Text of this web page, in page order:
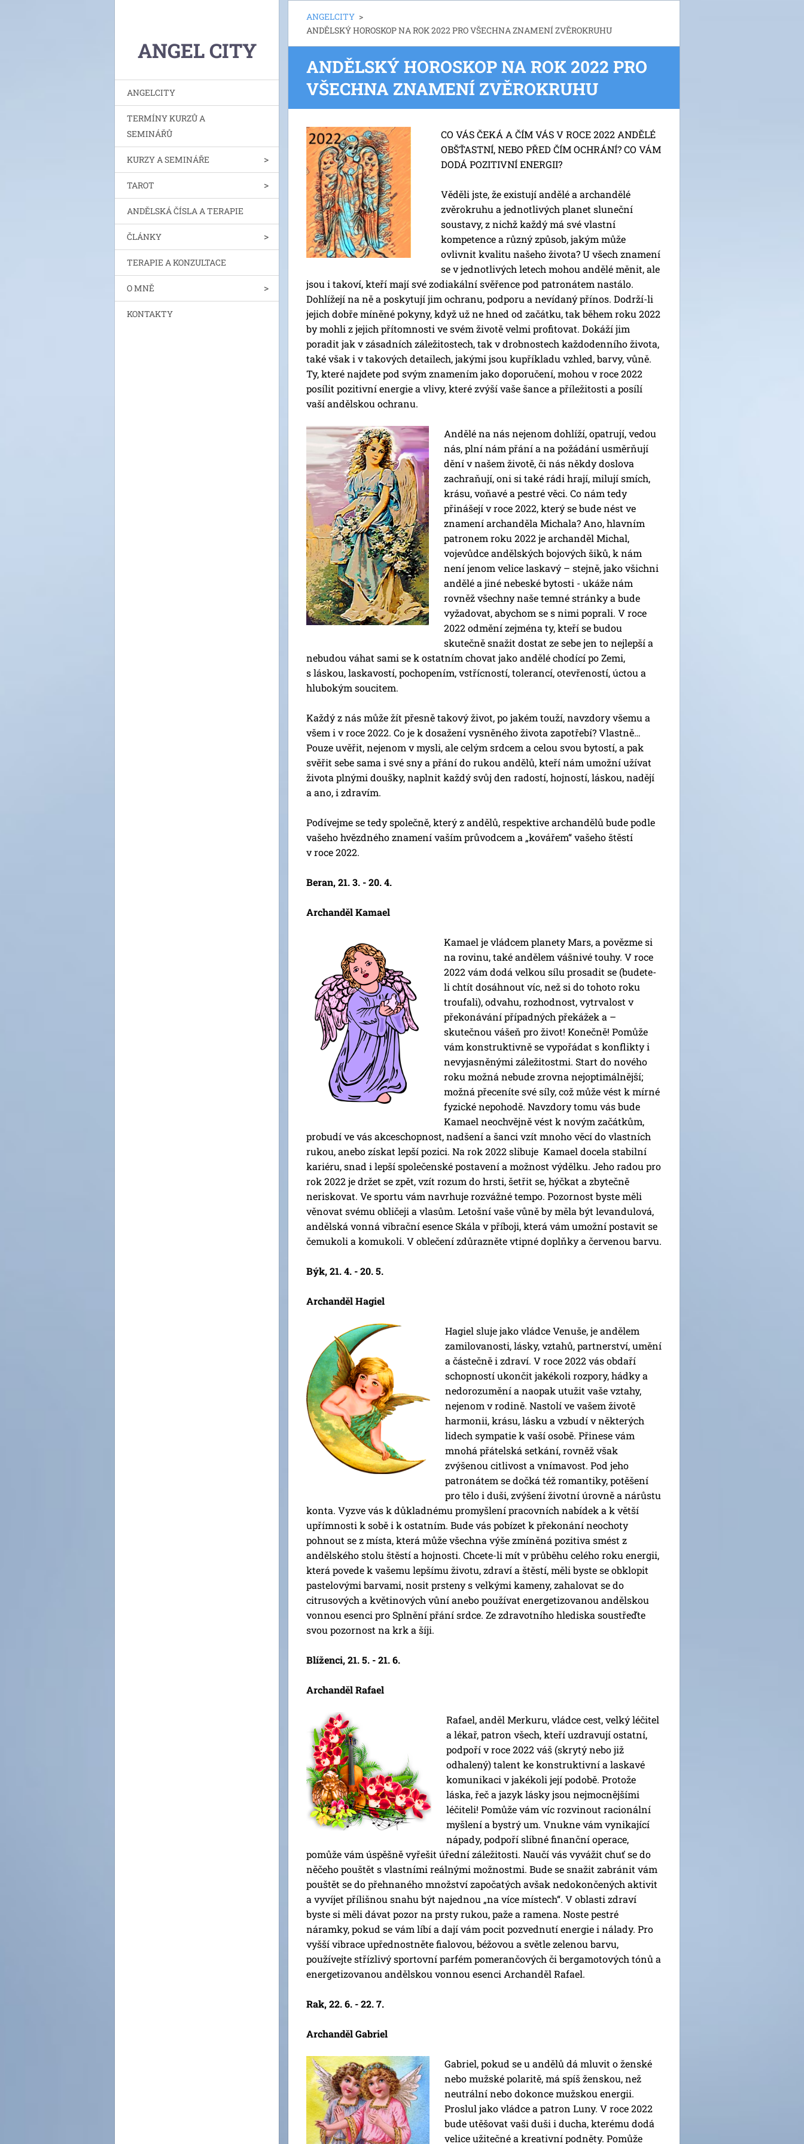
ANGEL CITY
ANGELCITY
TERMÍNY KURZŮ A
SEMINÁŘŮ
KURZY A SEMINÁŘE
TAROT
ANDĚLSKÁ ČÍSLA A TERAPIE
ČLÁNKY
TERAPIE A KONZULTACE
O MNĚ
KONTAKTY
ANGELCITY >
ANDĚLSKÝ HOROSKOP NA ROK 2022 PRO VŠECHNA ZNAMENÍ ZVĚROKRUHU
ANDĚLSKÝ HOROSKOP NA ROK 2022 PRO
VŠECHNA ZNAMENÍ ZVĚROKRUHU
CO VÁS ČEKÁ A ČÍM VÁS V ROCE 2022 ANDĚLÉ
OBŠŤASTNÍ, NEBO PŘED ČÍM OCHRÁNÍ? CO VÁM
DODÁ POZITIVNÍ ENERGII?
Věděli jste, že existují andělé a archandělé
zvěrokruhu a jednotlivých planet sluneční
soustavy, z nichž každý má své vlastní
kompetence a různý způsob, jakým může
ovlivnit kvalitu našeho života? U všech znamení
se v jednotlivých letech mohou andělé měnit, ale
jsou i takoví, kteří mají své zodiakální svěřence pod patronátem nastálo.
Dohlížejí na ně a poskytují jim ochranu, podporu a nevídaný přínos. Dodrží-li
jejich dobře míněné pokyny, když už ne hned od začátku, tak během roku 2022
by mohli z jejich přítomnosti ve svém životě velmi profitovat. Dokáží jim
poradit jak v zásadních záležitostech, tak v drobnostech každodenního života,
také však i v takových detailech, jakými jsou kupříkladu vzhled, barvy, vůně.
Ty, které najdete pod svým znamením jako doporučení, mohou v roce 2022
posílit pozitivní energie a vlivy, které zvýší vaše šance a příležitosti a posílí
vaší andělskou ochranu.
Andělé na nás nejenom dohlíží, opatrují, vedou
nás, plní nám přání a na požádání usměrňují
dění v našem životě, či nás někdy doslova
zachraňují, oni si také rádi hrají, milují smích,
krásu, voňavé a pestré věci. Co nám tedy
přinášejí v roce 2022, který se bude nést ve
znamení archanděla Michala? Ano, hlavním
patronem roku 2022 je archanděl Michal,
vojevůdce andělských bojových šiků, k nám
není jenom velice laskavý – stejně, jako všichni
andělé a jiné nebeské bytosti - ukáže nám
rovněž všechny naše temné stránky a bude
vyžadovat, abychom se s nimi poprali. V roce
2022 odmění zejména ty, kteří se budou
skutečně snažit dostat ze sebe jen to nejlepší a
nebudou váhat sami se k ostatním chovat jako andělé chodící po Zemi,
s láskou, laskavostí, pochopením, vstřícností, tolerancí, otevřeností, úctou a
hlubokým soucitem.
Každý z nás může žít přesně takový život, po jakém touží, navzdory všemu a
všem i v roce 2022. Co je k dosažení vysněného života zapotřebí? Vlastně…
Pouze uvěřit, nejenom v mysli, ale celým srdcem a celou svou bytostí, a pak
svěřit sebe sama i své sny a přání do rukou andělů, kteří nám umožní užívat
života plnými doušky, naplnit každý svůj den radostí, hojností, láskou, nadějí
a ano, i zdravím.
Podívejme se tedy společně, který z andělů, respektive archandělů bude podle
vašeho hvězdného znamení vaším průvodcem a „kovářem“ vašeho štěstí
v roce 2022.
Beran, 21. 3. - 20. 4.
Archanděl Kamael
Kamael je vládcem planety Mars, a povězme si
na rovinu, také andělem vášnivé touhy. V roce
2022 vám dodá velkou sílu prosadit se (budete-
li chtít dosáhnout víc, než si do tohoto roku
troufali), odvahu, rozhodnost, vytrvalost v
překonávání případných překážek a –
skutečnou vášeň pro život! Konečně! Pomůže
vám konstruktivně se vypořádat s konflikty i
nevyjasněnými záležitostmi. Start do nového
roku možná nebude zrovna nejoptimálnější;
možná přeceníte své síly, což může vést k mírné
fyzické nepohodě. Navzdory tomu vás bude
Kamael neochvějně vést k novým začátkům,
probudí ve vás akceschopnost, nadšení a šanci vzít mnoho věcí do vlastních
rukou, anebo získat lepší pozici. Na rok 2022 slibuje Kamael docela stabilní
kariéru, snad i lepší společenské postavení a možnost výdělku. Jeho radou pro
rok 2022 je držet se zpět, vzít rozum do hrsti, šetřit se, hýčkat a zbytečně
neriskovat. Ve sportu vám navrhuje rozvážné tempo. Pozornost byste měli
věnovat svému obličeji a vlasům. Letošní vaše vůně by měla být levandulová,
andělská vonná vibrační esence Skála v příboji, která vám umožní postavit se
čemukoli a komukoli. V oblečení zdůrazněte vtipné doplňky a červenou barvu.
Býk, 21. 4. - 20. 5.
Archanděl Hagiel
Hagiel sluje jako vládce Venuše, je andělem
zamilovanosti, lásky, vztahů, partnerství, umění
a částečně i zdraví. V roce 2022 vás obdaří
schopností ukončit jakékoli rozpory, hádky a
nedorozumění a naopak utužit vaše vztahy,
nejenom v rodině. Nastolí ve vašem životě
harmonii, krásu, lásku a vzbudí v některých
lidech sympatie k vaší osobě. Přinese vám
mnohá přátelská setkání, rovněž však
zvýšenou citlivost a vnímavost. Pod jeho
patronátem se dočká též romantiky, potěšení
pro tělo i duši, zvýšení životní úrovně a nárůstu
konta. Vyzve vás k důkladnému promyšlení pracovních nabídek a k větší
upřímnosti k sobě i k ostatním. Bude vás pobízet k překonání neochoty
pohnout se z místa, která může všechna výše zmíněná pozitiva smést z
andělského stolu štěstí a hojnosti. Chcete-li mít v průběhu celého roku energii,
která povede k vašemu lepšímu životu, zdraví a štěstí, měli byste se obklopit
pastelovými barvami, nosit prsteny s velkými kameny, zahalovat se do
citrusových a květinových vůní anebo používat energetizovanou andělskou
vonnou esenci pro Splnění přání srdce. Ze zdravotního hlediska soustřeďte
svou pozornost na krk a šíji.
Blíženci, 21. 5. - 21. 6.
Archanděl Rafael
Rafael, anděl Merkuru, vládce cest, velký léčitel
a lékař, patron všech, kteří uzdravují ostatní,
podpoří v roce 2022 váš (skrytý nebo již
odhalený) talent ke konstruktivní a laskavé
komunikaci v jakékoli její podobě. Protože
láska, řeč a jazyk lásky jsou nejmocnějšími
léčiteli! Pomůže vám víc rozvinout racionální
myšlení a bystrý um. Vnukne vám vynikající
nápady, podpoří slibné finanční operace,
pomůže vám úspěšně vyřešit úřední záležitosti. Naučí vás vyvážit chuť se do
něčeho pouštět s vlastními reálnými možnostmi. Bude se snažit zabránit vám
pouštět se do přehnaného množství započatých avšak nedokončených aktivit
a vyvíjet přílišnou snahu být najednou „na více místech“. V oblasti zdraví
byste si měli dávat pozor na prsty rukou, paže a ramena. Noste pestré
náramky, pokud se vám líbí a dají vám pocit pozvednutí energie i nálady. Pro
vyšší vibrace upřednostněte fialovou, béžovou a světle zelenou barvu,
používejte střízlivý sportovní parfém pomerančových či bergamotových tónů a
energetizovanou andělskou vonnou esenci Archanděl Rafael.
Rak, 22. 6. - 22. 7.
Archanděl Gabriel
Gabriel, pokud se u andělů dá mluvit o ženské
nebo mužské polaritě, má spíš ženskou, než
neutrální nebo dokonce mužskou energii.
Proslul jako vládce a patron Luny. V roce 2022
bude utěšovat vaši duši i ducha, kterému dodá
velice užitečné a kreativní podněty. Pomůže